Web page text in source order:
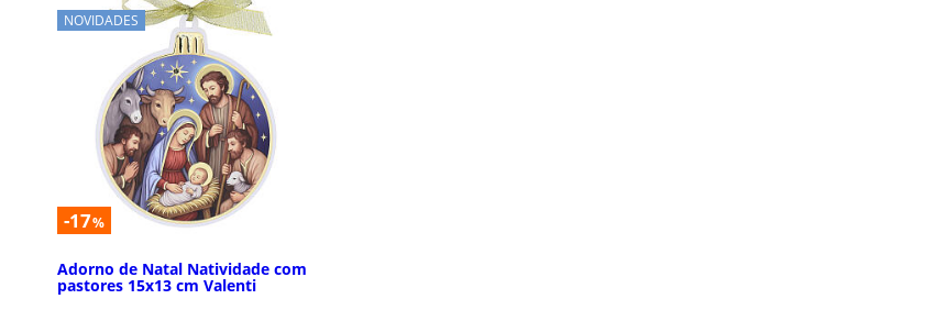
NOVIDADES
-17%
Adorno de Natal Natividade com
pastores 15x13 cm Valenti